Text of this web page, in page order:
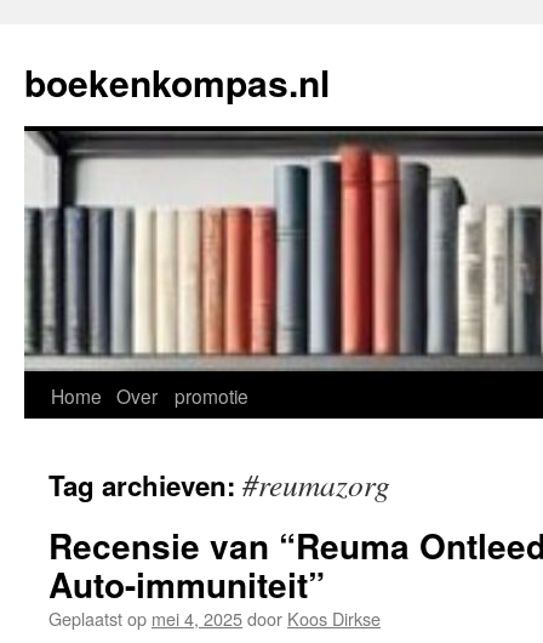
de
inhoud
boekenkompas.nl
Home Over promotie
Tag archieven: #reumazorg
Recensie van “Reuma
Auto-immuniteit”
Geplaatst op mei 4, 2025door Koos Dirkse